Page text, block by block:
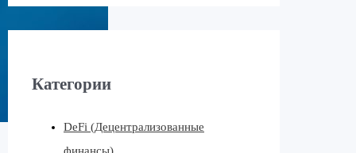
Категории
DeFi (Децентрализованные
финансы)